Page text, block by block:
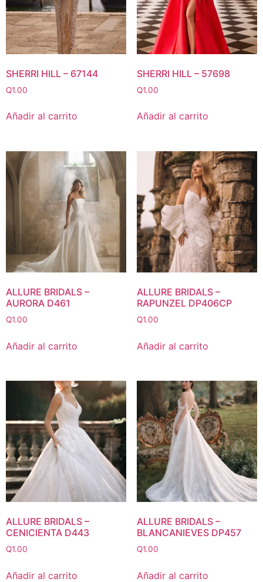
SHERRI HILL – 67144
Q1.00
Añadir al carrito
SHERRI HILL – 57698
Q1.00
Añadir al carrito
ALLURE BRIDALS –
AURORA D461
Q1.00
Añadir al carrito
ALLURE BRIDALS –
RAPUNZEL DP406CP
Q1.00
Añadir al carrito
ALLURE BRIDALS –
CENICIENTA D443
Q1.00
Añadir al carrito
ALLURE BRIDALS –
BLANCANIEVES DP457
Q1.00
Añadir al carrito